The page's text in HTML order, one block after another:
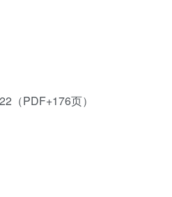
（PDF+176页）